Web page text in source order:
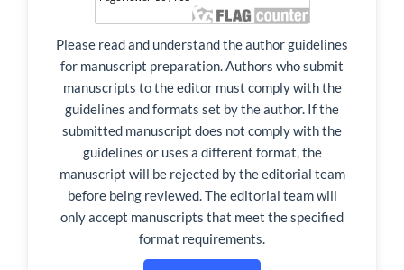
Please read and understand the author guidelines
for manuscript preparation. Authors who submit
manuscripts to the editor must comply with the
guidelines and formats set by the author. If the
submitted manuscript does not comply with the
guidelines or uses a different format, the
manuscript will be rejected by the editorial team
before being reviewed. The editorial team will
only accept manuscripts that meet the specified
format requirements.